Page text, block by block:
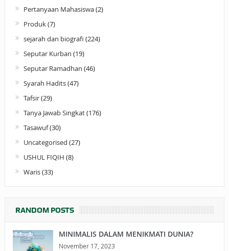
Pertanyaan Mahasiswa(2)
Produk(7)
sejarah dan biografi (224)
Seputar Kurban (19)
Seputar Ramadhan (46)
Syarah Hadits(47)
Tafsir(29)
Tanya Jawab Singkat(176)
Tasawuf(30)
Uncategorised (27)
USHUL FIQIH (8)
Waris(33)
RANDOM POSTS
MINIMALIS DALAM MENIKMATI DUNIA?
November 17, 2023